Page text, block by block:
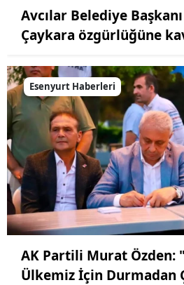
Avcılar Belediye
Çaykara özgürlüğüne
Esenyurt Haberleri
AK Partili Murat Özden:
Ülkemiz İçin Durmadan